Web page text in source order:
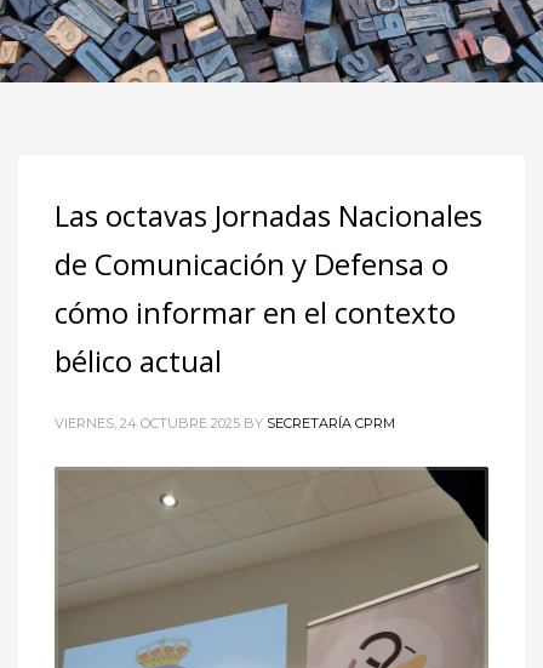
Las octavas Jornadas Nacionales
de Comunicación y Defensa o
cómo informar en el contexto
bélico actual
VIERNES, 24 OCTUBRE 2025 BY SECRETARÍA CPRM